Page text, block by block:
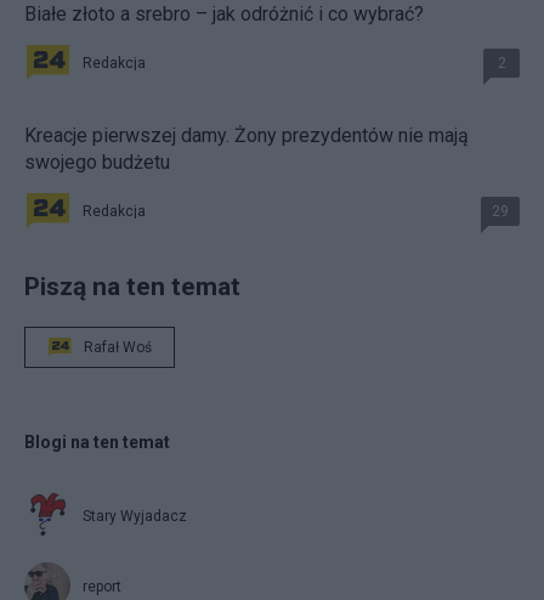
Białe złoto a srebro – jak odróżnić i co wybrać?
Redakcja 2
Kreacje pierwszej damy. Żony prezydentów nie mają
swojego budżetu
Redakcja 29
Piszą na ten temat
Rafał Woś
Blogi na ten temat
Stary Wyjadacz
report